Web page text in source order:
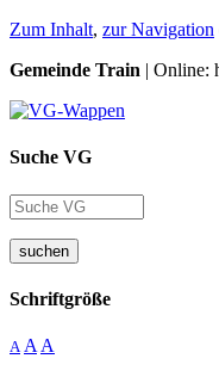
Zum Inhalt, zur Navigation
Gemeinde Train | Online:
Suche VG
suchen
Schriftgröße
A A A